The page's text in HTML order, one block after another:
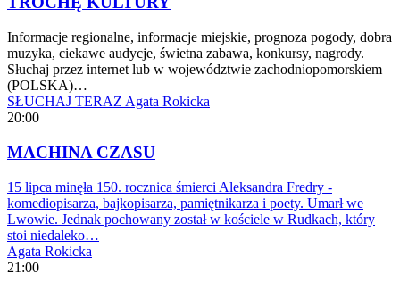
Informacje regionalne, informacje miejskie, prognoza pogody, dobra
muzyka, ciekawe audycje, świetna zabawa, konkursy, nagrody.
Słuchaj przez internet lub w województwie zachodniopomorskiem
(POLSKA)…
SŁUCHAJ TERAZ Agata Rokicka
20:00
MACHINA CZASU
15 lipca minęła 150. rocznica śmierci Aleksandra Fredry -
komediopisarza, bajkopisarza, pamiętnikarza i poety. Umarł we
Lwowie. Jednak pochowany został w kościele w Rudkach, który
stoi niedaleko…
Agata Rokicka
21:00